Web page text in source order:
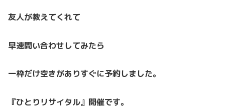
友人が教えてくれて
早速問い合わせしてみたら
一枠だけ空きがありすぐに予約しました。
『ひとりリサイタル』開催です。